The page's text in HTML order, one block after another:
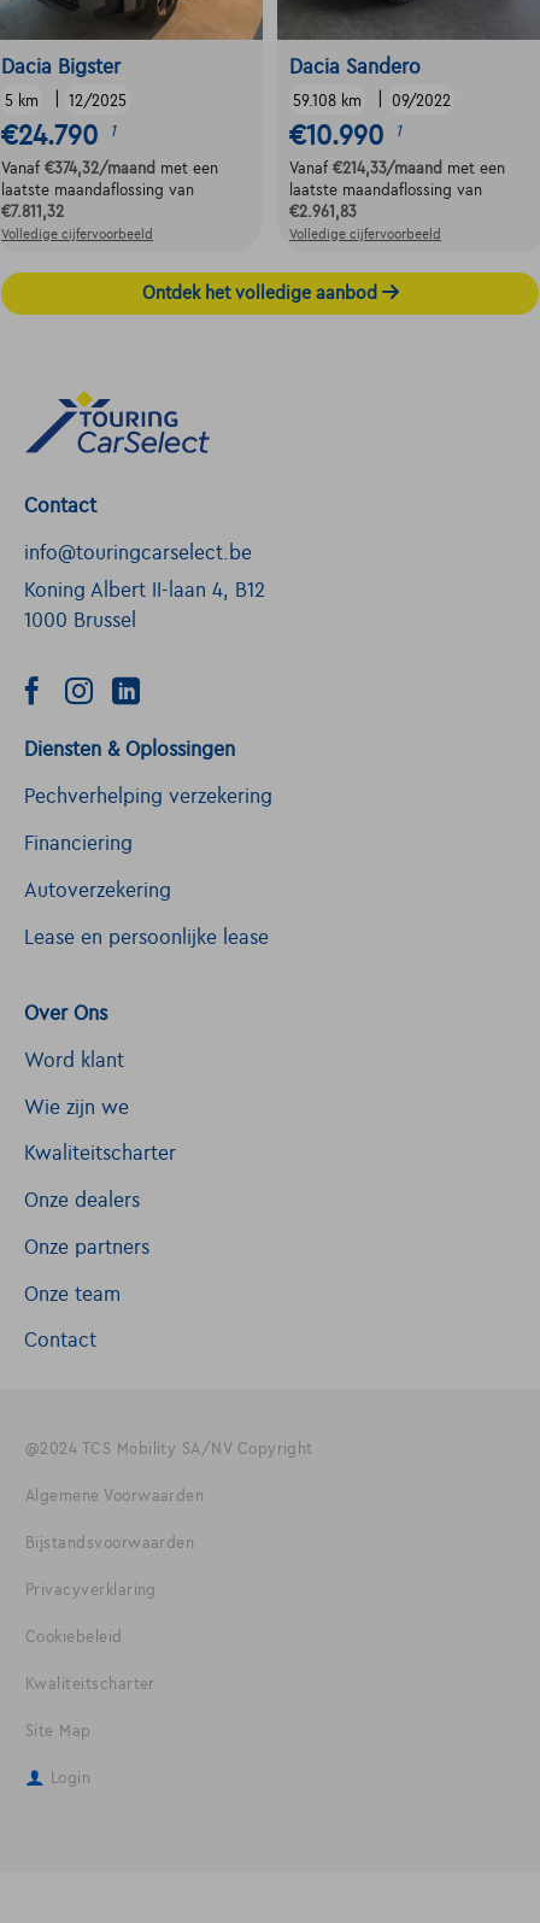
Dacia Bigster
5 km 12/2025
€24.790 1
Vanaf €374,32/maand met een
laatste maandaflossing van
€7.811,32
Volledige cijfervoorbeeld
Dacia Sandero
59.108 km 09/2022
€10.990 1
Vanaf €214,33/maand met een
laatste maandaflossing van
€2.961,83
Volledige cijfervoorbeeld
Ontdek het volledige aanbod
Contact
info@touringcarselect.be
Koning Albert II-laan 4, B12
1000 Brussel
Diensten & Oplossingen
Pechverhelping verzekering
Financiering
Autoverzekering
Lease en persoonlijke lease
Over Ons
Word klant
Wie zijn we
Kwaliteitscharter
Onze dealers
Onze partners
Onze team
Contact
@2024 TCS Mobility SA/NV Copyright
Algemene Voorwaarden
Bijstandsvoorwaarden
Privacyverklaring
Cookiebeleid
Kwaliteitscharter
Site Map
Login